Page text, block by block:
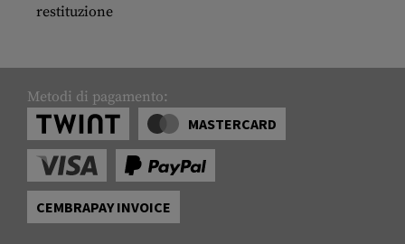
restituzione
Metodi di pagamento:
MASTERCARD
CEMBRAPAY INVOICE